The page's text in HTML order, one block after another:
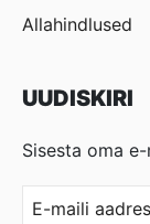
Allahindlused
UUDISKIRI
Sisesta oma